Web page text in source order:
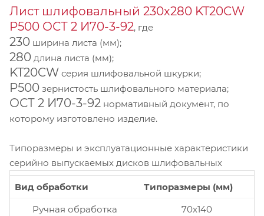
Лист шлифовальный 230х280 KT20CW
P500 ОСТ 2 И70-3-92, где
230 ширина листа (мм);
280 длина листа (мм);
KT20CW серия шлифовальной шкурки;
P500 зернистость шлифовального материала;
ОСТ 2 И70-3-92 нормативный документ, по
которому изготовлено изделие.
Типоразмеры и эксплуатационные характеристики
серийно выпускаемых дисков шлифовальных
Вид обработки
Типоразмеры (мм)
Ручная обработка
70x140